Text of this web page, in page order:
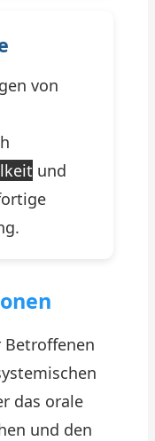
von
und
Betroffenen
das orale
und den